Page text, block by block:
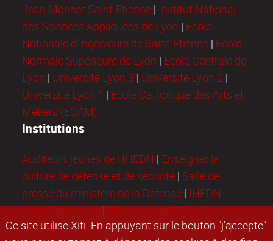
Ce site utilise Xiti. En appuyant sur le bouton "j'accepte"
Jean Monnet Saint-Etienne | Institut National
des Sciences Appliquées de Lyon | Ecole
Nationale d’Ingénieurs de Saint-Etienne | Ecole
Normale Supérieure de Lyon | Ecole Centrale de
Lyon | Université Lyon 3 | Université Lyon 2 |
Université Lyon 1 | Ecole Catholique des Arts et
Métiers (ECAM)
Institutions
Auditeurs jeunes de l'IHEDN | Enseigner la
culture de défense et de sécurité | Salle de
presse du ministère de la Défense | IHEDN
région lyonnaise|Enseignement Supérieur et
Recherche|Rectorat de l'académie de Lyon|